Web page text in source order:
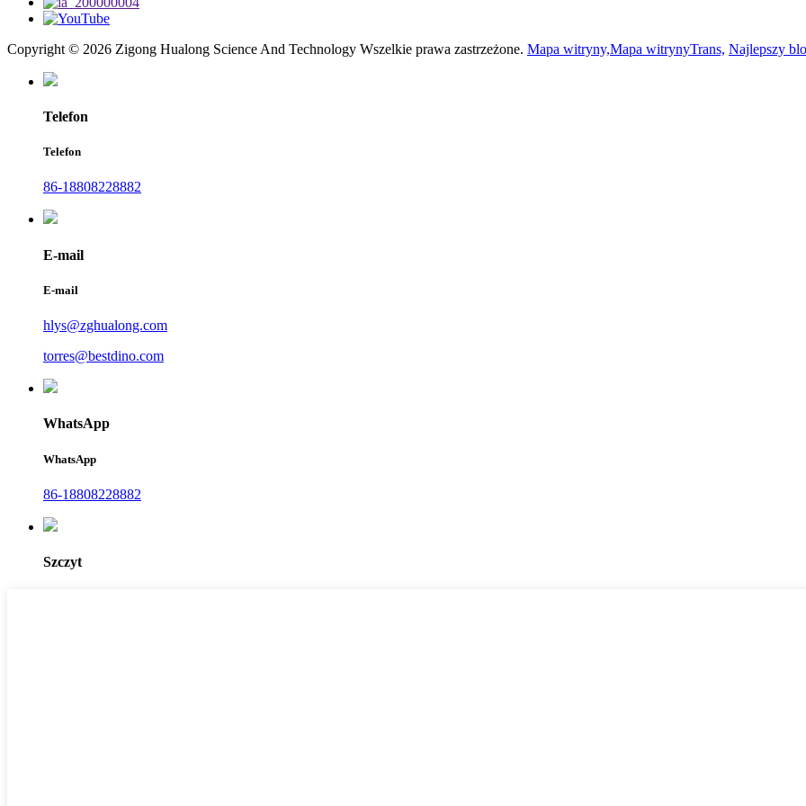
Copyright © 2026 Zigong Hualong Science And Technology Wszelkie prawa zastrzeżone. Mapa witryny,Mapa witrynyTrans, Najlepszy
Telefon
Telefon
86-18808228882
E-mail
E-mail
hlys@zghualong.com
torres@bestdino.com
WhatsApp
WhatsApp
86-18808228882
Szczyt